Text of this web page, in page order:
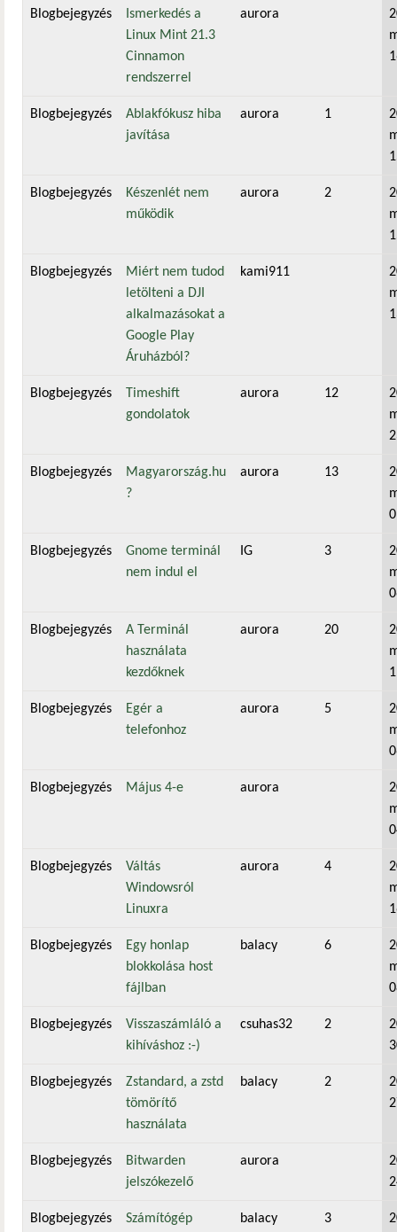
Blogbejegyzés
Ismerkedés a
Linux Mint 21.3
Cinnamon
rendszerrel
aurora
Blogbejegyzés
Ablakfókusz hiba
javítása
aurora 1
Blogbejegyzés
Készenlét nem
működik
aurora 2
Blogbejegyzés
Miért nem tudod
letölteni a DJI
alkalmazásokat a
Google Play
Áruházból?
kami911
Blogbejegyzés
Timeshift
gondolatok
aurora 12
Blogbejegyzés
Magyarország.hu
?
aurora 13
Blogbejegyzés
Gnome terminál
nem indul el
IG 3
Blogbejegyzés
A Terminál
használata
kezdőknek
aurora 20
Blogbejegyzés
Egér a
telefonhoz
aurora 5
Blogbejegyzés Május 4-e aurora
Blogbejegyzés
Váltás
Windowsról
Linuxra
aurora 4
Blogbejegyzés
Egy honlap
blokkolása host
fájlban
balacy 6
Blogbejegyzés
Visszaszámláló a
kihíváshoz :-)
csuhas32 2
Blogbejegyzés
Zstandard, a zstd
tömörítő
használata
balacy 2
Blogbejegyzés
Bitwarden
jelszókezelő
aurora
Blogbejegyzés
Számítógép
balacy 3